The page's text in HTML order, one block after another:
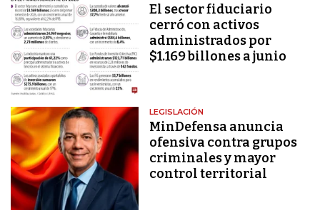
El sector fiduciario
cerró con activos
administrados por
$1.169 billones a junio
LEGISLACIÓN
MinDefensa anuncia
ofensiva contra grupos
criminales y mayor
control territorial